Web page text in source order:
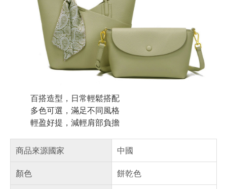
百搭造型，日常輕鬆搭配
多色可選，滿足不同風格
輕盈好提，減輕肩部負擔
商品來源國家
中國
顏色
餅乾色